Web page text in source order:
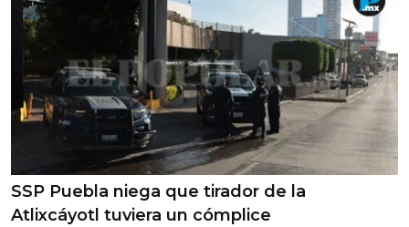
SSP Puebla niega que tirador de la
Atlixcáyotl tuviera un cómplice